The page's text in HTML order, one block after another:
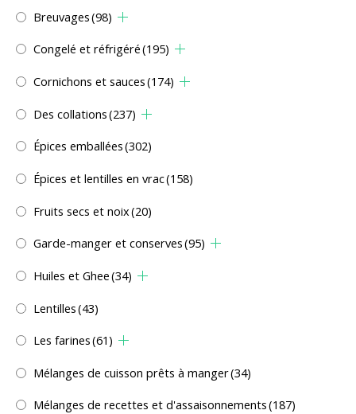
Breuvages(98)
Congelé et réfrigéré(195)
Cornichons et sauces(174)
Des collations(237)
Épices emballées(302)
Épices et lentilles en vrac(158)
Fruits secs et noix(20)
Garde-manger et conserves(95)
Huiles et Ghee(34)
Lentilles(43)
Les farines(61)
Mélanges de cuisson prêts à manger(34)
Mélanges de recettes et d'assaisonnements(187)